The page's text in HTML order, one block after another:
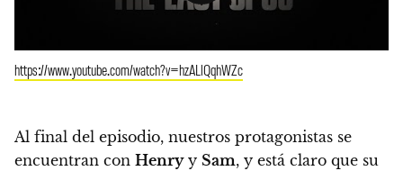
https://www.youtube.com/watch?v=hzALlQqhWZc
Al final del episodio, nuestros protagonistas se
encuentran con Henryy Sam, y está claro que su